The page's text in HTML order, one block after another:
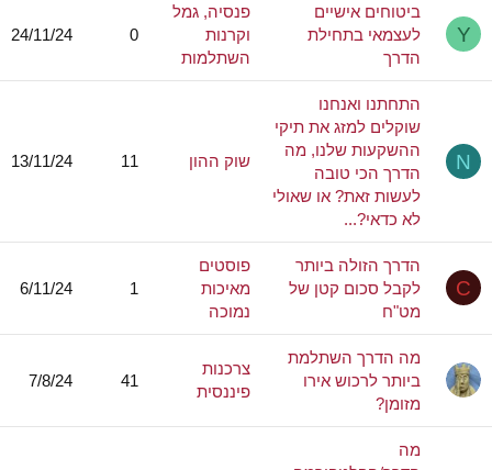
Y
ביטוחים אישיים
לעצמאי בתחילת
הדרך
פנסיה, גמל
וקרנות
השתלמות
0
24/11/24
N
התחתנו ואנחנו
שוקלים למזג את תיקי
ההשקעות שלנו, מה
הדרך הכי טובה
לעשות זאת? או שאולי
לא כדאי?...
שוק ההון 11
13/11/24
C
הדרך הזולה ביותר
לקבל סכום קטן של
מט"ח
פוסטים
מאיכות
נמוכה
1
6/11/24
מה הדרך השתלמת
ביותר לרכוש אירו
מזומן?
צרכנות
פיננסית
41
7/8/24
מה